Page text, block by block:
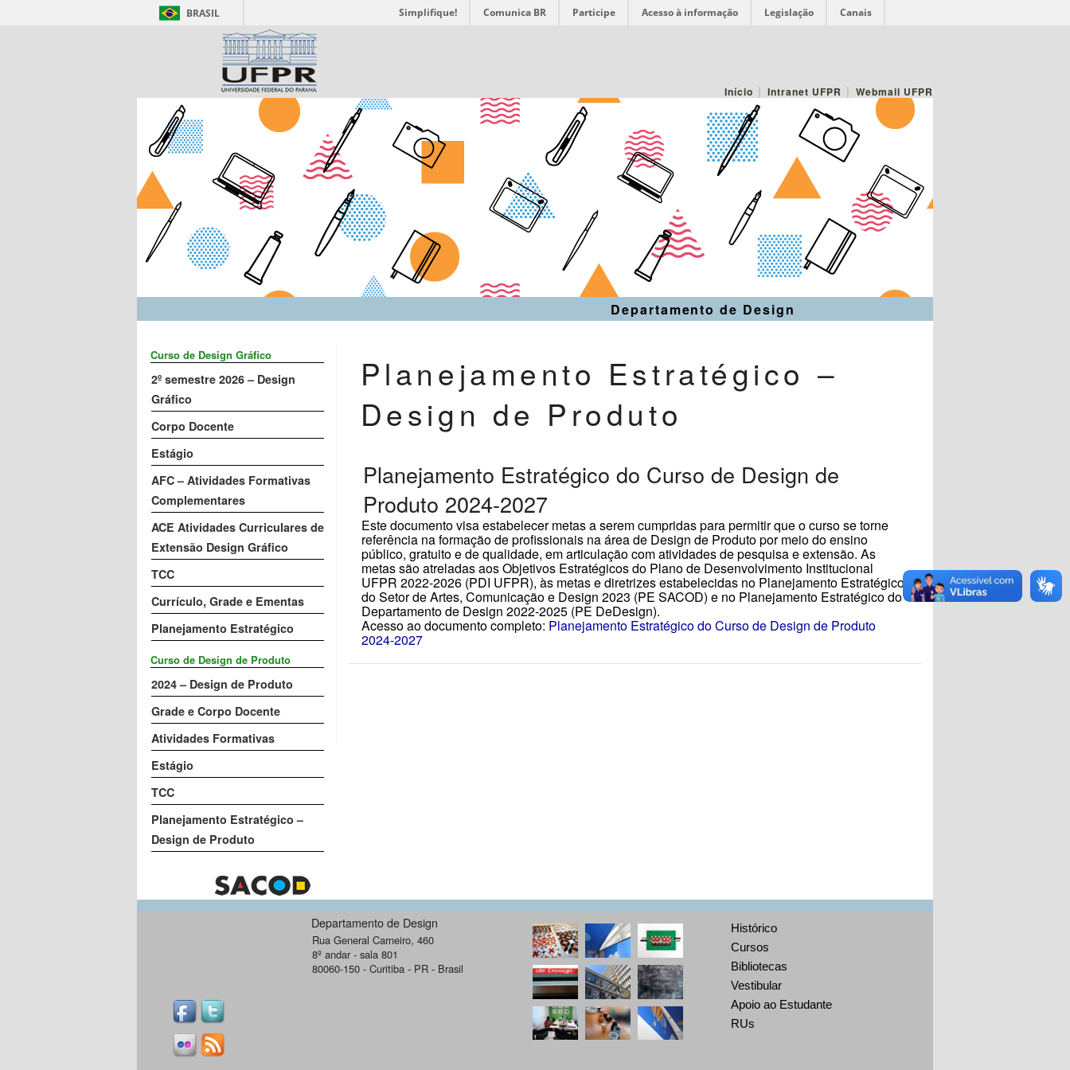
BRASIL Simplifique! Comunica BR Participe Acesso à informação Legislação Canais
Início | Intranet UFPR | Webmail UFPR
Departamento de Design
Curso de Design Gráfico
2º semestre 2026 – Design
Gráfico
Corpo Docente
Estágio
AFC – Atividades Formativas
Complementares
ACE Atividades Curriculares de
Extensão Design Gráfico
TCC
Currículo, Grade e Ementas
Planejamento Estratégico
Curso de Design de Produto
2024 – Design de Produto
Grade e Corpo Docente
Atividades Formativas
Estágio
TCC
Planejamento Estratégico –
Design de Produto
Planejamento Estratégico –
Design de Produto
Planejamento Estratégico do Curso de Design de
Produto 2024-2027
Este documento visa estabelecer metas a serem cumpridas para permitir que o curso se torne
referência na formação de profissionais na área de Design de Produto por meio do ensino
público, gratuito e de qualidade, em articulação com atividades de pesquisa e extensão. As
metas são atreladas aos Objetivos Estratégicos do Plano de Desenvolvimento Institucional
UFPR 2022-2026 (PDI UFPR), às metas e diretrizes estabelecidas no Planejamento Estratégico
do Setor de Artes, Comunicação e Design 2023 (PE SACOD) e no Planejamento Estratégico do
Departamento de Design 2022-2025 (PE DeDesign).
Acesso ao documento completo: Planejamento Estratégico do Curso de Design de Produto
2024-2027
Departamento de Design
Rua General Carneiro, 460
8º andar - sala 801
80060-150 - Curitiba - PR - Brasil
Histórico
Cursos
Bibliotecas
Vestibular
Apoio ao Estudante
RUs